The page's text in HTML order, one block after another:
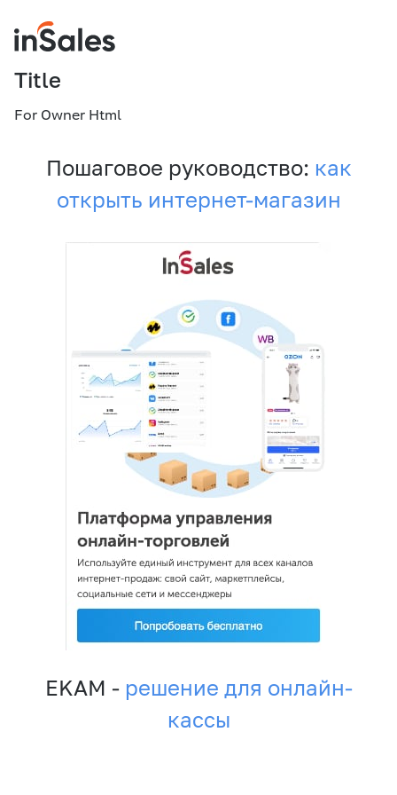
Title
For Owner Html
Пошаговое руководство: как
открыть интернет-магазин
EKAM - решение для онлайн-
кассы